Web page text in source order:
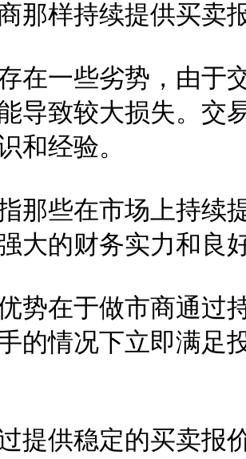
那样持续提供买卖
在一些劣势，由于
导致较大损失。交
和经验。
那些在市场上持续
大的财务实力和良
势在于做市商通过
的情况下立即满足
提供稳定的买卖报